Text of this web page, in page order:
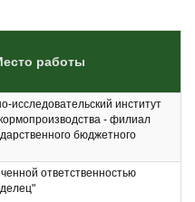
работы
исследовательский институт
- филиал
бюджетного
«Федеральный научный центр
и агроэкологии имени В.Р.
ответственностью